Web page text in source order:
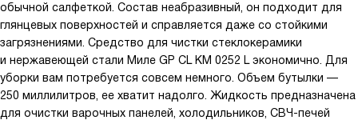
обычной салфеткой. Состав неабразивный, он подходит для
глянцевых поверхностей и справляется даже со стойкими
загрязнениями. Средство для чистки стеклокерамики
и нержавеющей стали Миле GP CL KM 0252 L экономично. Для
уборки вам потребуется совсем немного. Объем бутылки —
250 миллилитров, ее хватит надолго. Жидкость предназначена
для очистки варочных панелей, холодильников, СВЧ-печей